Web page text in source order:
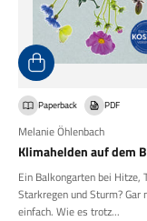
Paperback PDF
Melanie Öhlenbach
Klimahelden auf dem
Ein Balkongarten bei Hitze,
Starkregen und Sturm? Gar
einfach. Wie es trotz...